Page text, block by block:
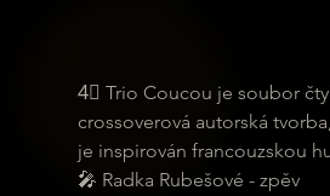
4⃣ Trio Coucou je soubor
crossoverová autorská
je inspirován francouzskou
🎤 Radka Rubešové - zpěv